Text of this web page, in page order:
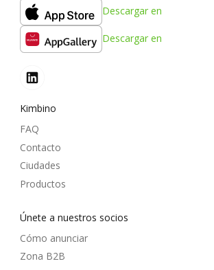
Descargar en
Descargar en
Kimbino
FAQ
Contacto
Ciudades
Productos
Únete a nuestros socios
Cómo anunciar
Zona B2B